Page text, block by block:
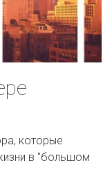
которые
в "большом